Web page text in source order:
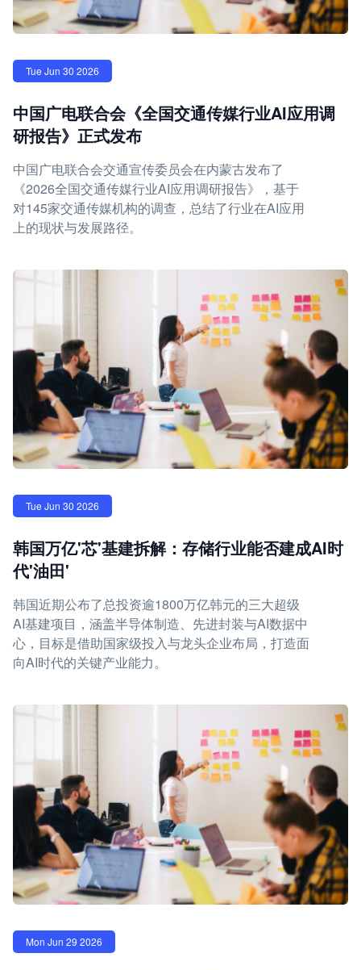
Tue Jun 30 2026
中国广电联合会《全国交通传媒行业AI应用调
研报告》正式发布
中国广电联合会交通宣传委员会在内蒙古发布了
《2026全国交通传媒行业AI应用调研报告》，基于
对145家交通传媒机构的调查，总结了行业在AI应用
上的现状与发展路径。
Tue Jun 30 2026
韩国万亿'芯'基建拆解：存储行业能否建成AI时
代'油田'
韩国近期公布了总投资逾1800万亿韩元的三大超级
AI基建项目，涵盖半导体制造、先进封装与AI数据中
心，目标是借助国家级投入与龙头企业布局，打造面
向AI时代的关键产业能力。
Mon Jun 29 2026